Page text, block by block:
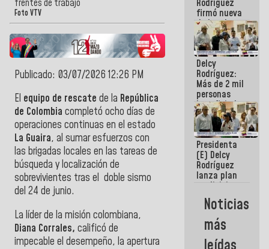
frentes de trabajo
Foto VTV
Publicado: 03/07/2026 12:26 PM
El equipo de rescate de la República
de Colombia completó ocho días de
operaciones continuas en el estado
La Guaira, al sumar esfuerzos con
las brigadas locales en las tareas de
búsqueda y localización de
sobrevivientes tras el doble sismo
del 24 de junio.
La líder de la misión colombiana,
Diana Corrales, calificó de
impecable el desempeño, la apertura
Rodríguez
firmó nueva
de Ley de
Arrendamiento
aprobada
por la AN
Delcy
Rodríguez:
Más de 2 mil
personas
beneficiadas
con planes
para
atención de
emergencia
sísmica en
la última
semana
Presidenta
(E) Delcy
Rodríguez
lanza plan
crediticio
con subsidio
a Juntas de
Condominio
Noticias
más